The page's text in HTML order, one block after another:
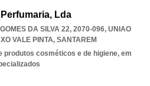
Lda
DA SILVA 22, 2070-096, UNIAO
VALE PINTA, SANTAREM
produtos cosméticos e de higiene, em